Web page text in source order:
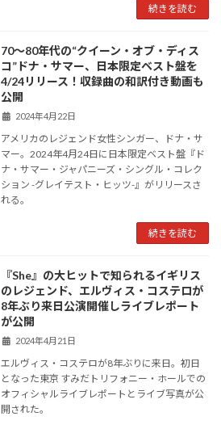
続きを読む
70～80年代の“クイーン・オブ・ディス
コ”ドナ・サマー、日本限定ベスト盤を
4/24リリース！収録曲の和訳付き動画も
公開
2024年4月22日
アメリカのレジェンド女性シンガー、ドナ・サ
マー。2024年4月24日に日本限定ベスト盤『ド
ナ・サマー・ジャパニーズ・シングル・コレク
ション -グレイテスト・ヒッツ-』がリリースさ
れる。
続きを読む
『She』の大ヒットで知られるイギリス
のレジェンド、エルヴィス・コステロが
8年ぶり来日公演開催しライブレポート
が公開
2024年4月21日
エルヴィス・コステロが8年ぶりに来日。初日
となった東京 すみだトリフォニー・ホールでの
オフィシャルライブレポートとライブ写真が公
開された。